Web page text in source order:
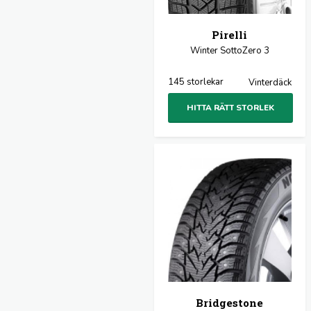
Pirelli
Winter SottoZero 3
145 storlekar Vinterdäck
HITTA RÄTT STORLEK
Bridgestone